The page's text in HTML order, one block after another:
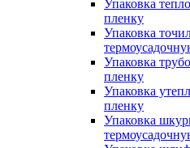
Упаковка
пленку
Упаковка
Упаковка
пленку
Упаковка
пленку
Упаковка